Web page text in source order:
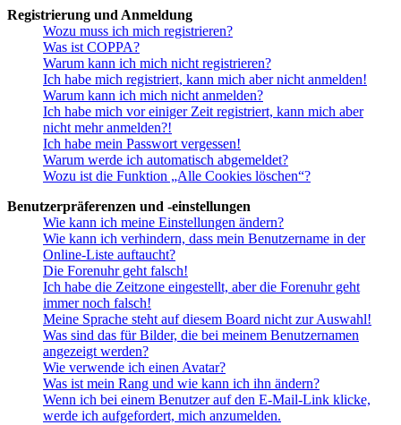
Registrierung und Anmeldung
Wozu muss ich mich registrieren?
Was ist COPPA?
Warum kann ich mich nicht registrieren?
Ich habe mich registriert, kann mich aber nicht anmelden!
Warum kann ich mich nicht anmelden?
Ich habe mich vor einiger Zeit registriert, kann mich aber
nicht mehr anmelden?!
Ich habe mein Passwort vergessen!
Warum werde ich automatisch abgemeldet?
Wozu ist die Funktion „Alle Cookies löschen“?
Benutzerpräferenzen und -einstellungen
Wie kann ich meine Einstellungen ändern?
Wie kann ich verhindern, dass mein Benutzername in der
Online-Liste auftaucht?
Die Forenuhr geht falsch!
Ich habe die Zeitzone eingestellt, aber die Forenuhr geht
immer noch falsch!
Meine Sprache steht auf diesem Board nicht zur Auswahl!
Was sind das für Bilder, die bei meinem Benutzernamen
angezeigt werden?
Wie verwende ich einen Avatar?
Was ist mein Rang und wie kann ich ihn ändern?
Wenn ich bei einem Benutzer auf den E-Mail-Link klicke,
werde ich aufgefordert, mich anzumelden.